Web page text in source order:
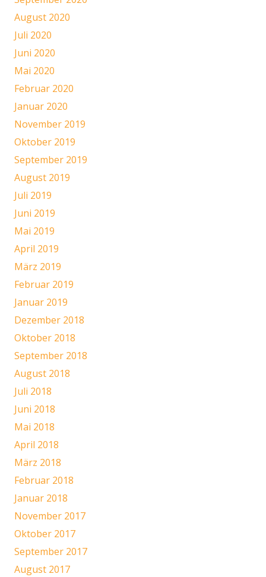
August 2020
Juli 2020
Juni 2020
Mai 2020
Februar 2020
Januar 2020
November 2019
Oktober 2019
September 2019
August 2019
Juli 2019
Juni 2019
Mai 2019
April 2019
März 2019
Februar 2019
Januar 2019
Dezember 2018
Oktober 2018
September 2018
August 2018
Juli 2018
Juni 2018
Mai 2018
April 2018
März 2018
Februar 2018
Januar 2018
November 2017
Oktober 2017
September 2017
August 2017